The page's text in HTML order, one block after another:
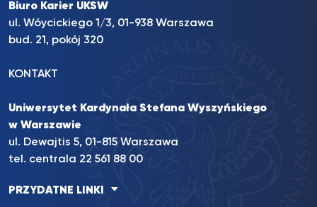
Biuro Karier UKSW
ul. Wóycickiego 1/3, 01-938 Warszawa
bud. 21, pokój 320
KONTAKT
Uniwersytet Kardynała Stefana Wyszyńskiego
w Warszawie
ul. Dewajtis 5, 01-815 Warszawa
tel. centrala 22 561 88 00
PRZYDATNE LINKI